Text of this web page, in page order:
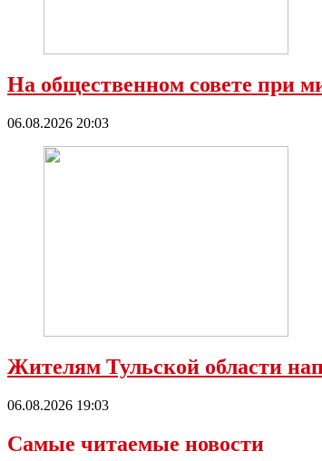
На общественном совете при
06.08.2026 20:03
Жителям Тульской области
06.08.2026 19:03
Самые читаемые новости